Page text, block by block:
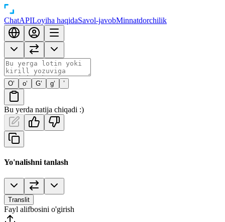
ChatAPILoyiha haqidaSavol-javobMinnatdorchilik
O‘ o‘ G‘ g‘ ’
Bu yerda natija chiqadi :)
Yo'nalishni tanlash
Translit
Fayl alifbosini o'girish